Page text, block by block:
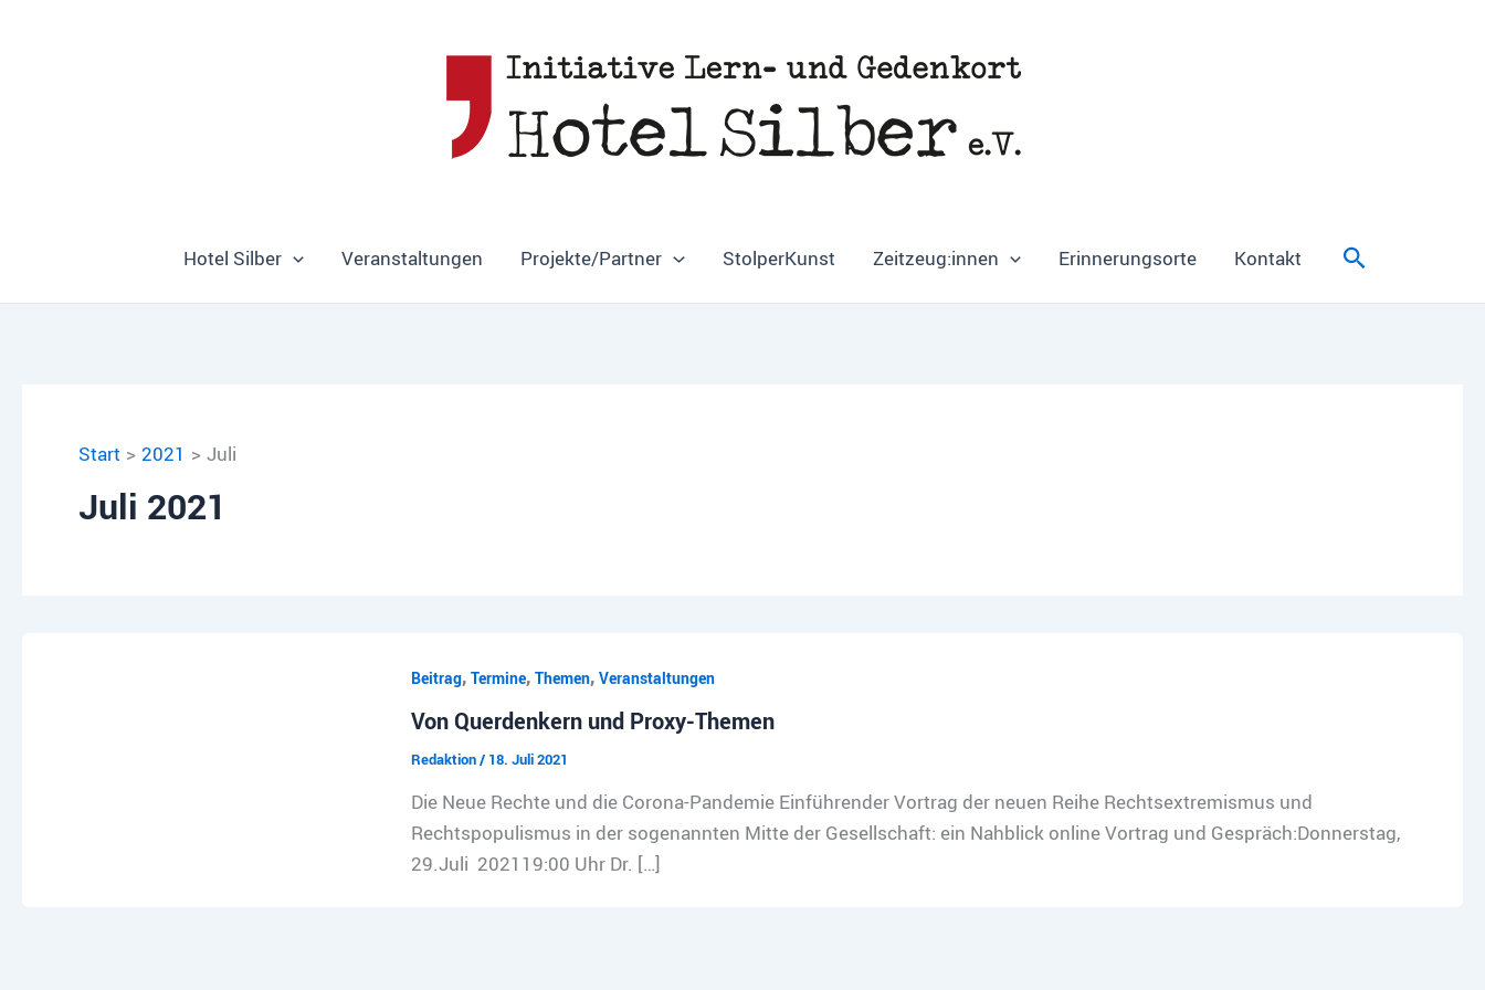
Hotel Silber Veranstaltungen Projekte/Partner StolperKunst Zeitzeug:innen Erinnerungsorte Kontakt Suchen
Start 2021 Juli
Juli 2021
Beitrag, Termine, Themen, Veranstaltungen
Von Querdenkern und Proxy-Themen
Redaktion/ 18. Juli 2021
Die Neue Rechte und die Corona-Pandemie Einführender Vortrag der neuen Reihe Rechtsextremismus und
Rechtspopulismus in der sogenannten Mitte der Gesellschaft: ein Nahblick online Vortrag und Gespräch:Donnerstag,
29.Juli 202119:00 Uhr Dr. […]